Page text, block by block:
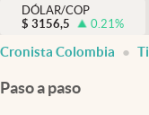
Actualidad
DÓLAR/COP
$ 3156,5 0.21%
Cronista Colombia
Paso a paso